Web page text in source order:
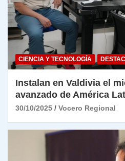
CIENCIA Y TECNOLOGÍA
Instalan en Valdivia el
avanzado de América
30/10/2025 Vocero Regional